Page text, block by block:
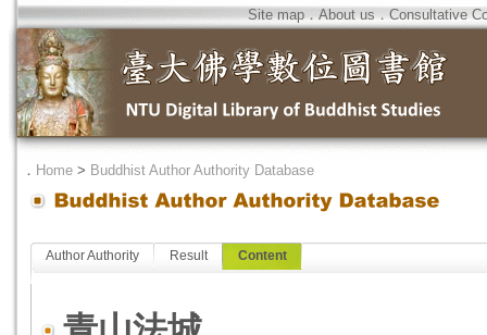
Site map．About us．Consultative
． Home > Buddhist Author Authority Database
Author Authority Result Content